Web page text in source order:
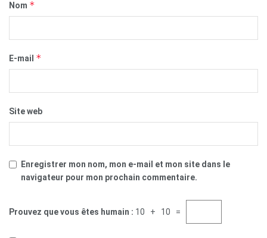
Nom *
E-mail *
Site web
Enregistrer mon nom, mon e-mail et mon site dans le
navigateur pour mon prochain commentaire.
Prouvez que vous êtes humain : 10 + 10 =